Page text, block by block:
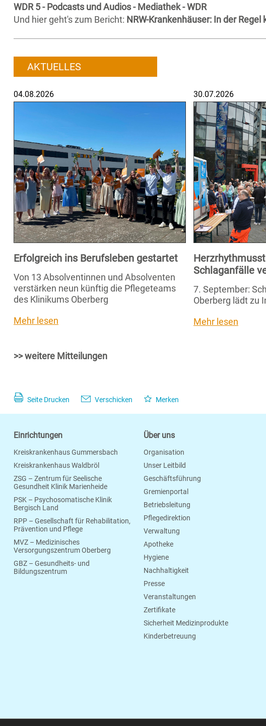
WDR 5 - Podcasts und Audios - Mediathek - WDR
Und hier geht's zum Bericht: NRW-Krankenhäuser: In der
AKTUELLES
04.08.2026
Erfolgreich ins Berufsleben gestartet
Von 13 Absolventinnen und Absolventen
verstärken neun künftig die Pflegeteams
des Klinikums Oberberg
Mehr lesen
30.07.2026
Schlaganfälle
7. September:
Oberberg lädt zu
Mehr lesen
>> weitere Mitteilungen
Seite Drucken Verschicken Merken
Einrichtungen
Kreiskrankenhaus Gummersbach
Kreiskrankenhaus Waldbröl
ZSG – Zentrum für Seelische
Gesundheit Klinik Marienheide
PSK – Psychosomatische Klinik
Bergisch Land
RPP – Gesellschaft für Rehabilitation,
Prävention und Pflege
MVZ – Medizinisches
Versorgungszentrum Oberberg
GBZ – Gesundheits- und
Bildungszentrum
Über uns
Organisation
Unser Leitbild
Geschäftsführung
Gremienportal
Betriebsleitung
Pflegedirektion
Verwaltung
Apotheke
Hygiene
Nachhaltigkeit
Presse
Veranstaltungen
Zertifikate
Sicherheit Medizinprodukte
Kinderbetreuung
© 2026 Klinikum Oberberg Wilhelm-Breckow-Allee 20 51643 Gummersbach